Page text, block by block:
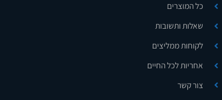
כל המוצרים
שאלות ותשובות
לקוחות ממליצים
אחריות לכל החיים
צור קשר